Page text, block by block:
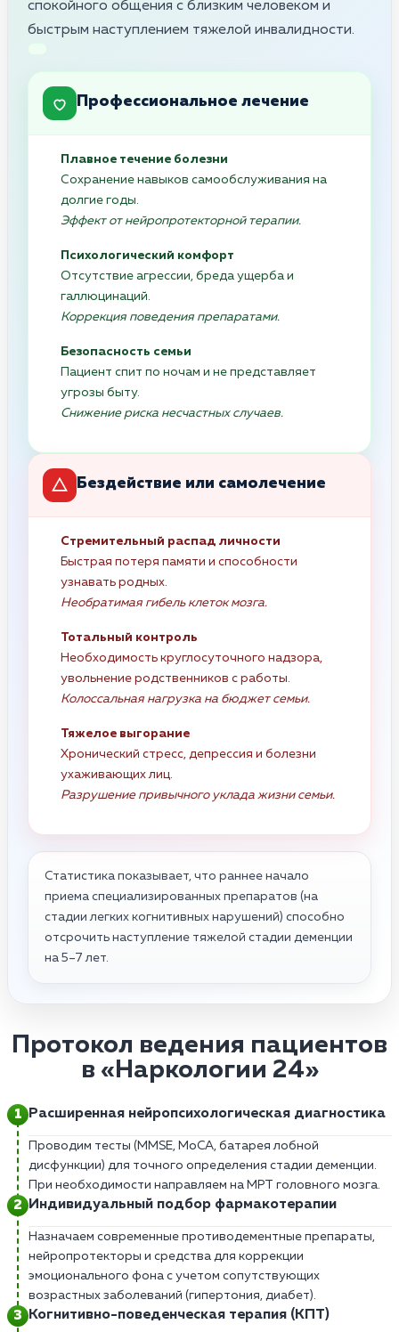
спокойного общения с близким человеком и
быстрым наступлением тяжелой инвалидности.
Профессиональное лечение
Плавное течение болезни
Сохранение навыков самообслуживания на
долгие годы.
Эффект от нейропротекторной терапии.
Психологический комфорт
Отсутствие агрессии, бреда ущерба и
галлюцинаций.
Коррекция поведения препаратами.
Безопасность семьи
Пациент спит по ночам и не представляет
угрозы быту.
Снижение риска несчастных случаев.
Бездействие или самолечение
Стремительный распад личности
Быстрая потеря памяти и способности
узнавать родных.
Необратимая гибель клеток мозга.
Тотальный контроль
Необходимость круглосуточного надзора,
увольнение родственников с работы.
Колоссальная нагрузка на бюджет семьи.
Тяжелое выгорание
Хронический стресс, депрессия и болезни
ухаживающих лиц.
Разрушение привычного уклада жизни семьи.
Статистика показывает, что раннее начало
приема специализированных препаратов (на
стадии легких когнитивных нарушений) способно
отсрочить наступление тяжелой стадии деменции
на 5–7 лет.
Протокол ведения пациентов
в «Наркологии 24»
Расширенная нейропсихологическая диагностика
Проводим тесты (MMSE, MoCA, батарея лобной
дисфункции) для точного определения стадии деменции.
При необходимости направляем на МРТ головного мозга.
Индивидуальный подбор фармакотерапии
Назначаем современные противодементные препараты,
нейропротекторы и средства для коррекции
эмоционального фона с учетом сопутствующих
возрастных заболеваний (гипертония, диабет).
Когнитивно-поведенческая терапия (КПТ)